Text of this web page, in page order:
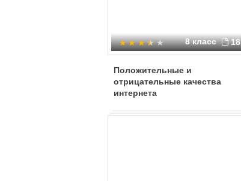
8 класс 18
Положительные и
отрицательные качества
интернета